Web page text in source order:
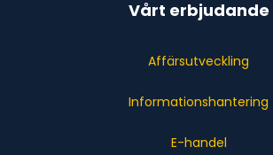
Vårt erbjudande
Affärsutveckling
Informationshantering
E-handel